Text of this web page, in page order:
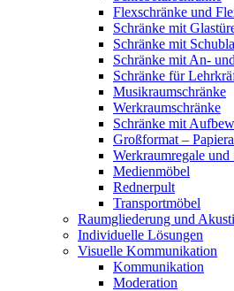
Flexschränke und
Schränke mit
Schränke mit
Schränke mit An-
Schränke für
Musikraumschränke
Werkraumschränke
Schränke mit
Großformat –
Werkraumregale und
Medienmöbel
Rednerpult
Transportmöbel
Raumgliederung und
Individuelle Lösungen
Visuelle Kommunikation
Kommunikation
Moderation